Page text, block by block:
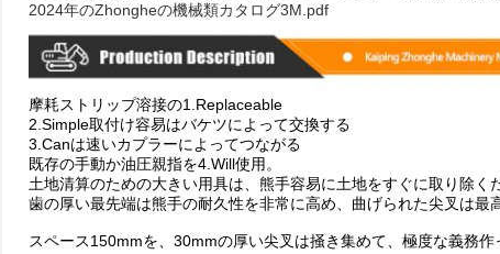
2024年のZhongheの機械類カタログ3M.pdf
摩耗ストリップ溶接の1.Replaceable
2.Simple取付け容易はバケツによって交換する
3.Canは速いカプラーによってつながる
既存の手動か油圧親指を4.Will使用。
土地清算のための大きい用具は、熊手容易に土地をすぐに取り除く
歯の厚い最先端は熊手の耐久性を非常に高め、曲げられた尖叉は最
スペース150mmを、30mmの厚い尖叉は掻き集めて、極度な義務作